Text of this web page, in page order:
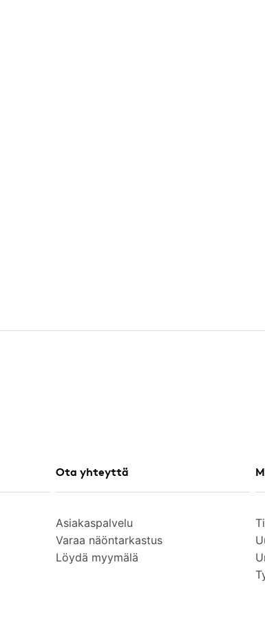
Ota yhteyttä
Asiakaspalvelu
Varaa näöntarkastus
Löydä myymälä